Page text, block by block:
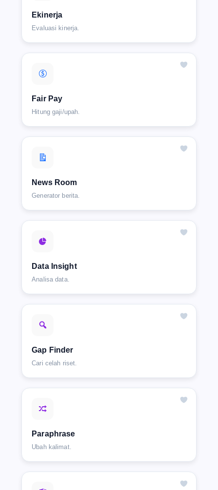
Ekinerja
Evaluasi kinerja.
Fair Pay
Hitung gaji/upah.
News Room
Generator berita.
Data Insight
Analisa data.
Gap Finder
Cari celah riset.
Paraphrase
Ubah kalimat.